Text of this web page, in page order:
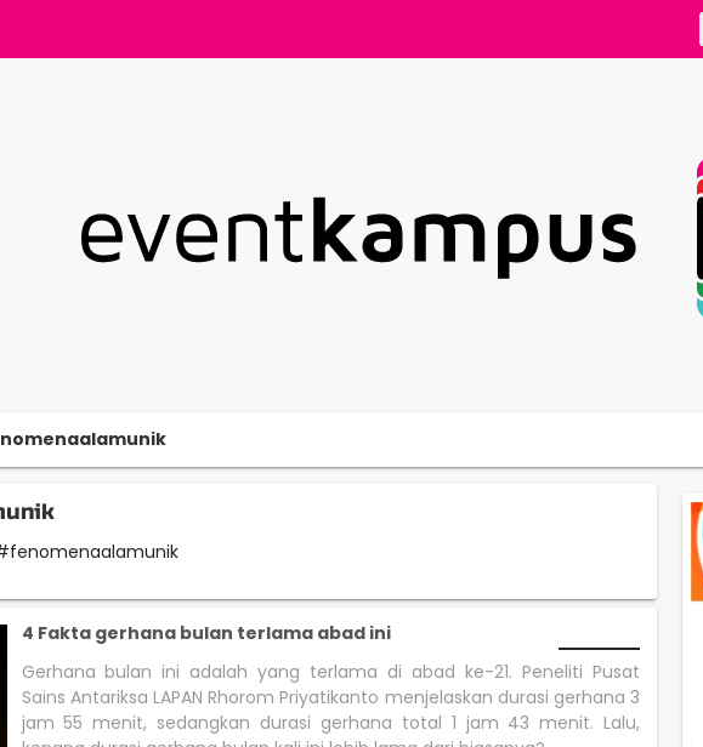
4 Fakta gerhana bulan terlama abad ini
Gerhana bulan ini adalah yang terlama di abad ke-21. Peneliti Pusat
Sains Antariksa LAPAN Rhorom Priyatikanto menjelaskan durasi gerhana 3
jam 55 menit, sedangkan durasi gerhana total 1 jam 43 menit. Lalu,